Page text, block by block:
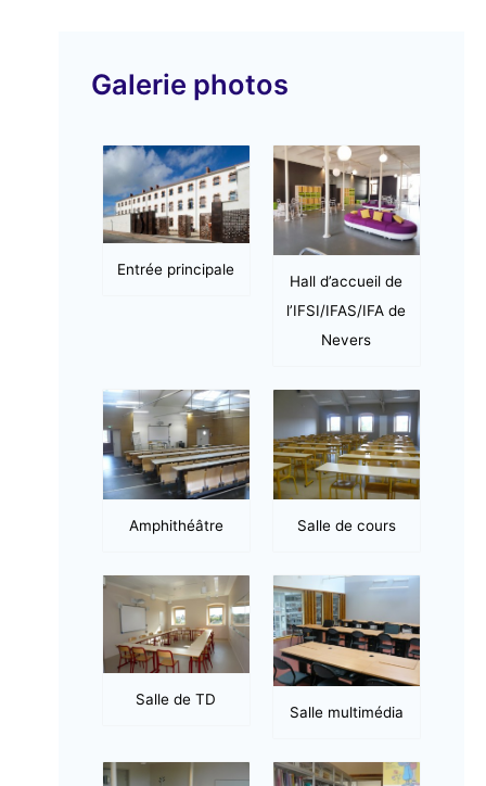
d
Galerie photos
Entrée principale
Hall d’accueil de
l’IFSI/IFAS/IFA de
Nevers
Amphithéâtre Salle de cours
Salle de TD
Salle multimédia